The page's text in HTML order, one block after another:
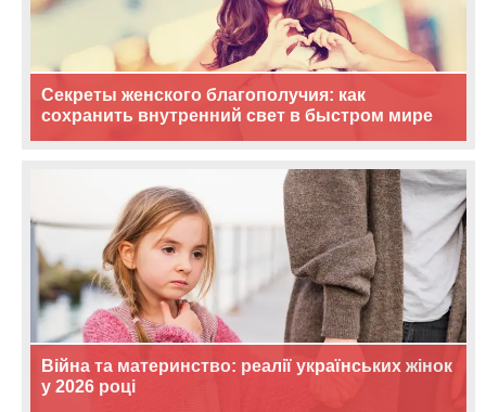
Секреты женского благополучия: как
сохранить внутренний свет в быстром мире
Війна та материнство: реалії українських жінок
у 2026 році